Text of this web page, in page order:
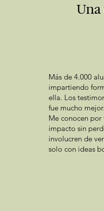
Más de 4.000
impartiendo
ella. Los
fue mucho mejor.
Me conocen por
impacto sin
involucren de
solo con ideas